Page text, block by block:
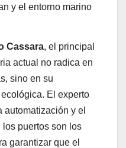
y el entorno marino
Cassara, el principal
actual no radica en
sino en su
El experto
automatización y el
puertos son los
garantizar que el